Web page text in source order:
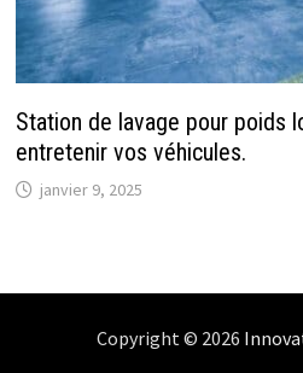
Station de lavage pour poids
entretenir vos véhicules.
janvier 9, 2025
Copyright © 2026